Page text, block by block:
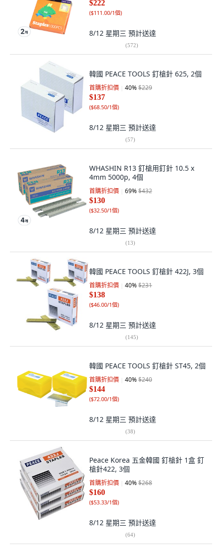
$222
($111.00/1個)
8/12 星期三 預計送達
(572)
韓國 PEACE TOOLS 釘槍針 625, 2個
首購折扣價 40%$229
$137
($68.50/1個)
8/12 星期三 預計送達
(57)
WHASHIN R13 釘槍用釘針 10.5 x
4mm 5000p, 4個
首購折扣價 69%$432
$130
($32.50/1個)
8/12 星期三 預計送達
(13)
韓國 PEACE TOOLS 釘槍針 422J, 3個
首購折扣價 40%$231
$138
($46.00/1個)
8/12 星期三 預計送達
(145)
韓國 PEACE TOOLS 釘槍針 ST45, 2個
首購折扣價 40%$240
$144
($72.00/1個)
8/12 星期三 預計送達
(38)
Peace Korea 五金韓國 釘槍針 1盒 釘
槍針422, 3個
首購折扣價 40%$268
$160
($53.33/1個)
8/12 星期三 預計送達
(64)